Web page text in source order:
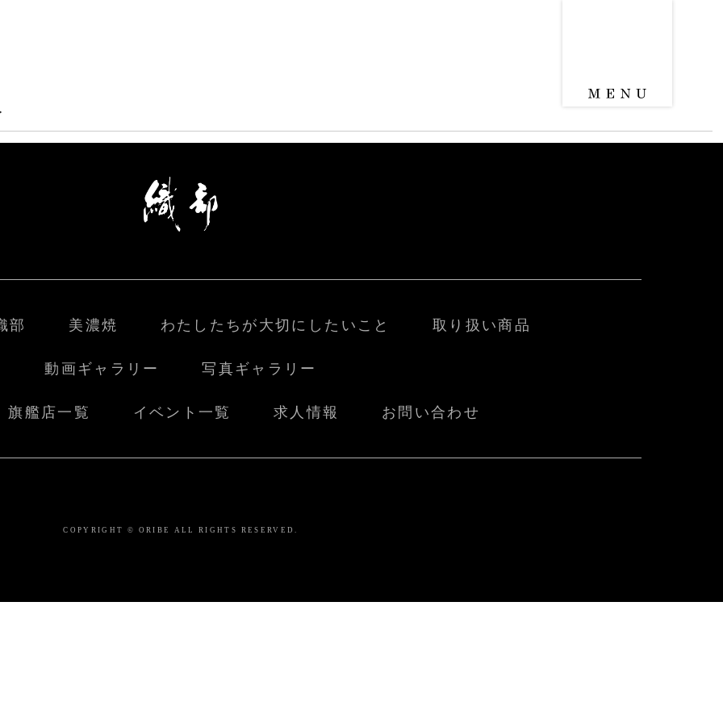
部 美濃焼 わたしたちが大切にしたいこと 取り扱い商品
動画ギャラリー 写真ギャラリー
旗艦店一覧 イベント一覧 求人情報 お問い合わせ
COPYRIGHT © ORIBE ALL RIGHTS RESERVED.